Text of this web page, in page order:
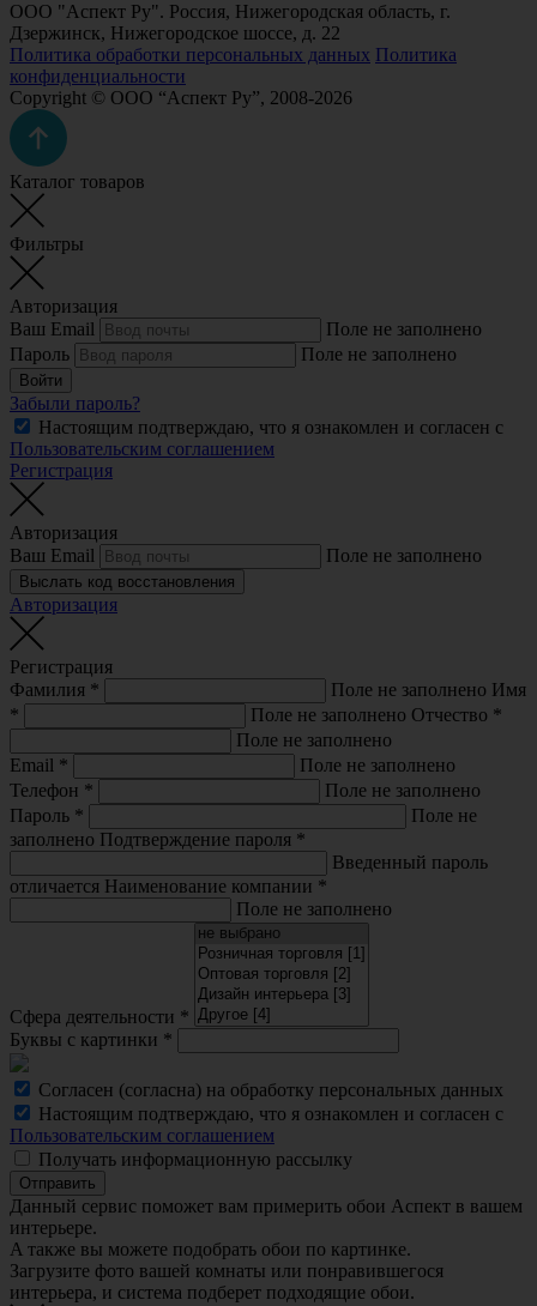
ООО "Аспект Ру". Россия, Нижегородская область, г.
Дзержинск, Нижегородское шоссе, д. 22
Политика обработки персональных данных Политика
конфиденциальности
Copyright © ООО “Аспект Ру”, 2008-2026
Каталог товаров
Фильтры
Авторизация
Ваш Email
Поле не заполнено
Пароль
Поле не заполнено
Войти
Забыли пароль?
Настоящим подтверждаю, что я ознакомлен и согласен с
Пользовательским соглашением
Регистрация
Авторизация
Ваш Email
Поле не заполнено
Выслать код восстановления
Авторизация
Регистрация
Фамилия * Поле не заполнено Имя
*
Поле не заполнено Отчество *
Поле не заполнено
Email *
Поле не заполнено
Телефон *
Поле не заполнено
Пароль *
Поле не
заполнено Подтверждение пароля *
Введенный пароль
отличается Наименование компании *
Поле не заполнено
Сфера деятельности *
Буквы с картинки *
Согласен (согласна) на обработку персональных данных
Настоящим подтверждаю, что я ознакомлен и согласен с
Пользовательским соглашением
Получать информационную рассылку
Отправить
Данный сервис поможет вам примерить обои Аспект в вашем
интерьере.
A также вы можете подобрать обои по картинке.
Загрузите фото вашей комнаты или понравившегося
интерьера, и система подберет подходящие обои.